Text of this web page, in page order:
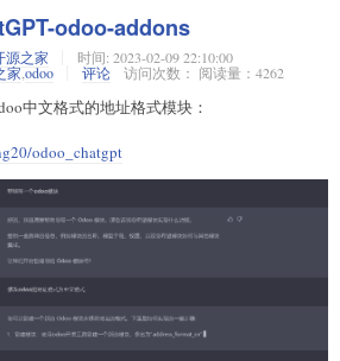
odoo-addons
源之家 时间: 2023-02-09 22:10:00
家 odoo 评论 访问次数： 阅读量：4262
中文格式的地址格式模块：
odoo_chatgpt